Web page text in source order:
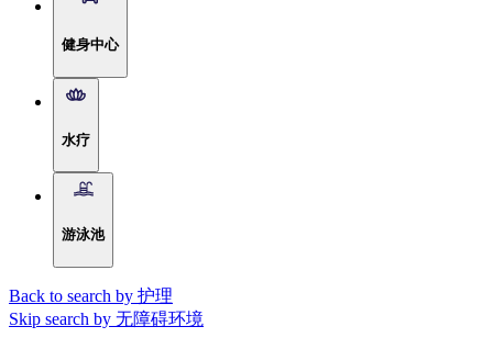
健身中心
水疗
游泳池
Back to search by 护理
Skip search by 无障碍环境